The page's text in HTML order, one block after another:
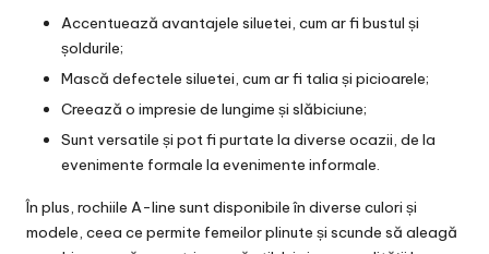
Accentuează avantajele siluetei, cum ar fi bustul și
șoldurile;
Mască defectele siluetei, cum ar fi talia și picioarele;
Creează o impresie de lungime și slăbiciune;
Sunt versatile și pot fi purtate la diverse ocazii, de la
evenimente formale la evenimente informale.
În plus, rochiile A-line sunt disponibile în diverse culori și
modele, ceea ce permite femeilor plinute și scunde să aleagă